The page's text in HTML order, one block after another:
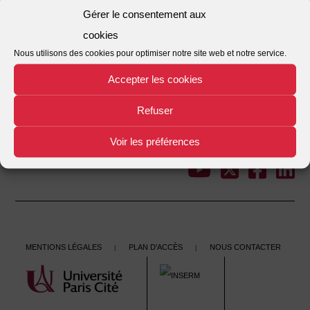
Gérer le consentement aux
cookies
Nous utilisons des cookies pour optimiser notre site web et notre service.
Accepter les cookies
Refuser
Voir les préférences
réformes
Posted on18/04/2024byInstitut Droit et Santé
This entry was posted in . Bookmark the .
Post
navigation
Une économie politique de l’Hôpital – Contre Procuste –
L’hospitalisation publique et privée Des ordonnances de 1996
au Plan hôpital 2007
Mentions légales | Plan d'accès | Nous contacter